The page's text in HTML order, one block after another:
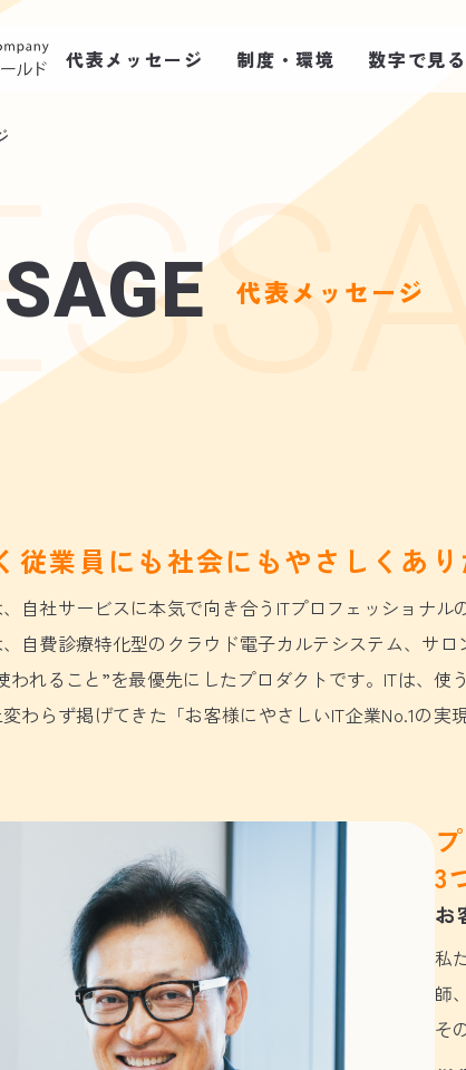
代表メッセージ 制度・環境 数字で見
代表メッセージ
従業員にも社会にもやさしくあり
自社サービスに本気で向き合うITプロフェッショナル
自費診療特化型のクラウド電子カルテシステム、サロ
われること”を最優先にしたプロダクトです。ITは、使
わらず掲げてきた「お客様にやさしいIT企業No.1の実
3
お
私
師
そ